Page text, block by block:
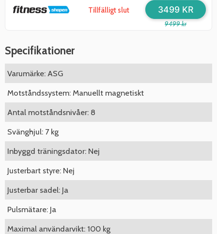
Tillfälligt slut
9499 kr
3499 KR
Specifikationer
Varumärke: ASG
Motståndssystem: Manuellt magnetiskt
Antal motståndsnivåer: 8
Svänghjul: 7 kg
Inbyggd träningsdator: Nej
Justerbart styre: Nej
Justerbar sadel: Ja
Pulsmätare: Ja
Maximal användarvikt: 100 kg